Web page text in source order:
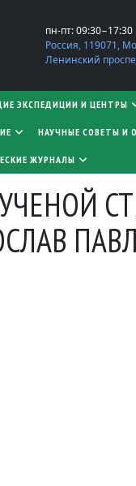
пн-пт: 09:30−17:30
Россия, 119071,
Ленинский
ЭКСПЕДИЦИИ И ЦЕНТРЫ
НАУЧНЫЕ СОВЕТЫ И
ЖУРНАЛЫ